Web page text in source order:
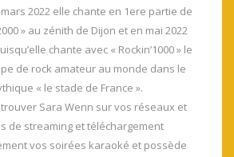
2022 elle chante en 1ere partie de
» au zénith de Dijon et en mai 2022
chante avec « Rockin’1000 » le
de rock amateur au monde dans le
« le stade de France ».
Sara Wenn sur vos réseaux et
de streaming et téléchargement
vos soirées karaoké et possède